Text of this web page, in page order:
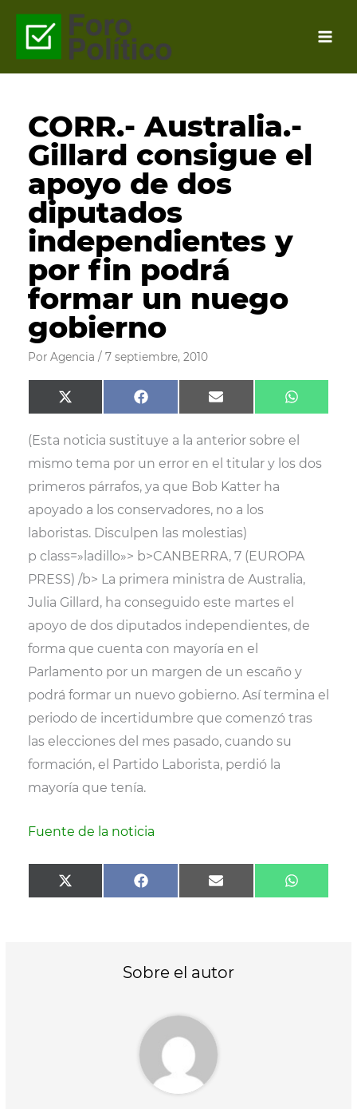
contenido
CORR.- Australia.-
Gillard consigue el
apoyo de dos
diputados
independientes y
por fin podrá
formar un nuego
gobierno
Por Agencia / 7 septiembre, 2010
Compartir
en
X
(
w
t
e
r
)
Compartir
en
F
a
e
o
k
Compartir
en
E
m
i
en
W
h
A
(Esta noticia sustituye a la anterior sobre el
mismo tema por un error en el titular y los dos
primeros párrafos, ya que Bob Katter ha
apoyado a los conservadores, no a los
laboristas. Disculpen las molestias)
p class=»ladillo»> b>CANBERRA, 7 (EUROPA
PRESS) /b> La primera ministra de Australia,
Julia Gillard, ha conseguido este martes el
apoyo de dos diputados independientes, de
forma que cuenta con mayoría en el
Parlamento por un margen de un escaño y
podrá formar un nuevo gobierno. Así termina el
periodo de incertidumbre que comenzó tras
las elecciones del mes pasado, cuando su
formación, el Partido Laborista, perdió la
mayoría que tenía.
Fuente de la noticia
Compartir
en
X
(
Compartir
en
F
a
k
Compartir
en
E
m
en
W
h
Sobre el autor